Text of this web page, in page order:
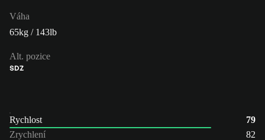
Váha
65kg / 143lb
Alt. pozice
SDZ
Rychlost
79
Zrychlení
82